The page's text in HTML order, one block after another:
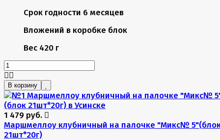
Срок годности 6 месяцев
Вложений в коробке блок
Вес 420 г
В корзину
1 479 руб.
Маршмеллоу клубничный на палочке "Микс№
21шт*20г)